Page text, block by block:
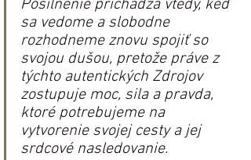
Posilnenie prichádza vtedy, keď
sa vedome a slobodne
rozhodneme znovu spojiť so
svojou dušou, pretože práve z
týchto autentických Zdrojov
zostupuje moc, sila a pravda,
ktoré potrebujeme na
vytvorenie svojej cesty a jej
srdcové nasledovanie.